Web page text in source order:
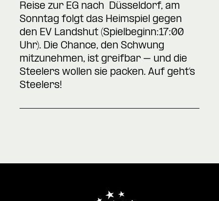
Reise zur EG nach Düsseldorf, am
Sonntag folgt das Heimspiel gegen
den EV Landshut (Spielbeginn:17:00
Uhr). Die Chance, den Schwung
mitzunehmen, ist greifbar – und die
Steelers wollen sie packen. Auf geht’s
Steelers!